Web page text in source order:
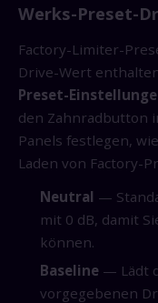
Werks-Preset-
Factory-Limiter-
Drive-Wert
Preset-
den Zahnradbutton
Panels festlegen,
Laden von Factory-
Neutral —
mit 0 dB, damit
können.
Baseline — Lädt
vorgegebenen